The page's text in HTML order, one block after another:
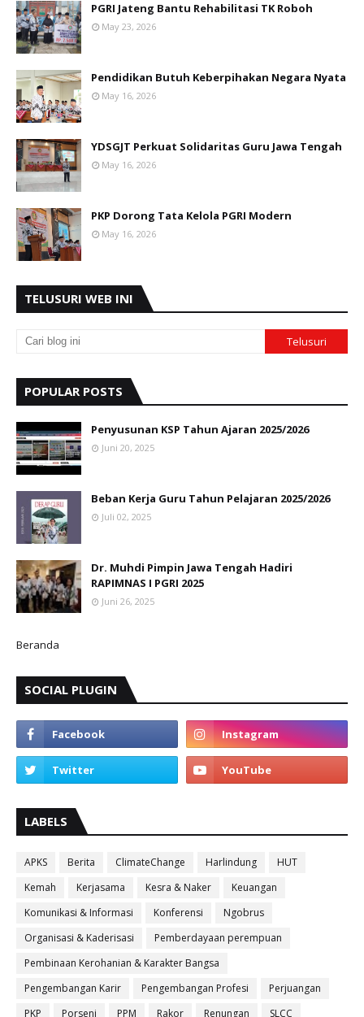
PGRI Jateng Bantu Rehabilitasi TK Roboh
May 23, 2026
Pendidikan Butuh Keberpihakan Negara Nyata
May 16, 2026
YDSGJT Perkuat Solidaritas Guru Jawa Tengah
May 16, 2026
PKP Dorong Tata Kelola PGRI Modern
May 16, 2026
TELUSURI WEB INI
POPULAR POSTS
Penyusunan KSP Tahun Ajaran 2025/2026
Juni 20, 2025
Beban Kerja Guru Tahun Pelajaran 2025/2026
Juli 02, 2025
Dr. Muhdi Pimpin Jawa Tengah Hadiri
RAPIMNAS I PGRI 2025
Juni 26, 2025
Beranda
SOCIAL PLUGIN
LABELS
APKS Berita ClimateChange Harlindung
HUT
Kemah
Kerjasama Kesra & Naker
Keuangan
Komunikasi & Informasi
Konferensi
Ngobrus
Organisasi & Kaderisasi
Pemberdayaan perempuan
Pembinaan Kerohanian & Karakter Bangsa
Pengembangan Karir
Pengembangan Profesi
Perjuangan
PKP
Porseni PPM Rakor Renungan SLCC